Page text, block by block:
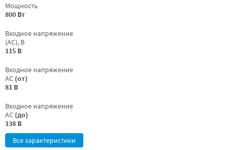
Мощность
800 Вт
Входное напряжение
(AC), В
115 В
Входное напряжение
AC (от)
81 В
Входное напряжение
AC (до)
138 В
Все характеристики